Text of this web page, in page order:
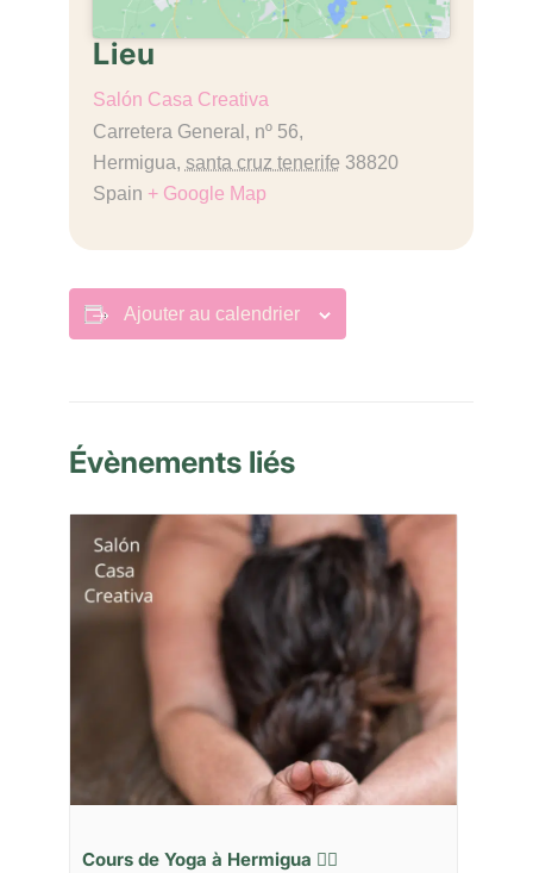
Lieu
Salón Casa Creativa
Carretera General, nº 56,
Hermigua, santa cruz tenerife 38820
Spain + Google Map
Ajouter au calendrier
Évènements liés
Cours de Yoga à Hermigua 🧘‍♂️